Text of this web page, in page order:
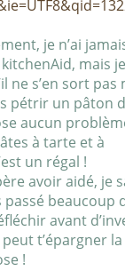
je n’ai
mais je
ne s’en sort pas
pétrir un pâton
aucun
à tarte et à
un régal !
avoir aidé, je
passé beaucoup
avant
t’épargner la
!